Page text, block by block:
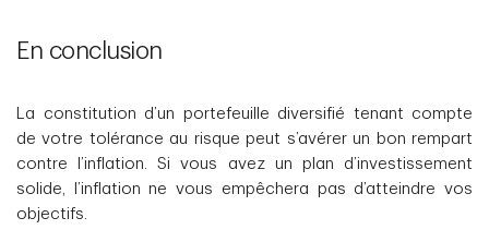
En conclusion
La constitution d’un portefeuille diversifié tenant compte
de votre tolérance au risque peut s’avérer un bon rempart
contre l’inflation. Si vous avez un plan d’investissement
solide, l’inflation ne vous empêchera pas d’atteindre vos
objectifs.